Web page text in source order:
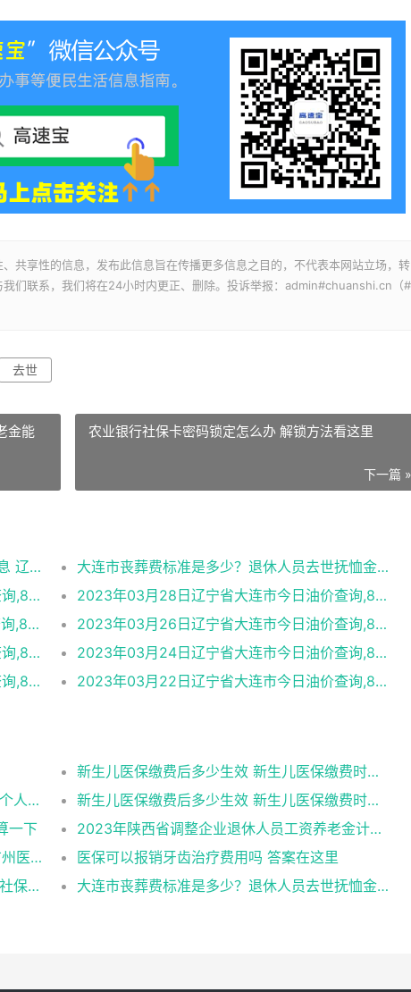
共享性的信息，发布此信息旨在传播更多信息之目的，不代表本网站立场，转
们联系，我们将在24小时内更正、删除。投诉举报：admin#chuanshi.cn（#
去世
金能
农业银行社保卡密码锁定怎么办 解锁方法看这里
下一篇 »
2022~2023年大连养老金调整了吗最新消息 辽宁省大连市本溪养老金计算公式表
大连市丧葬费标准是多少？退休人员去世抚恤金咋样？
2023年03月29日辽宁省大连市今日油价查询,89号汽油,92号汽油,95号汽油,89号柴油
2023年03月28日辽宁省大连市今日油价查询,89号汽油,92号汽油,95号汽油,89号柴油
2023年03月27日辽宁省大连市今日油价查询,89号汽油,92号汽油,95号汽油,89号柴油
2023年03月26日辽宁省大连市今日油价查询,89号汽油,92号汽油,95号汽油,89号柴油
2023年03月25日辽宁省大连市今日油价查询,89号汽油,92号汽油,95号汽油,89号柴油
2023年03月24日辽宁省大连市今日油价查询,89号汽油,92号汽油,95号汽油,89号柴油
2023年03月23日辽宁省大连市今日油价查询,89号汽油,92号汽油,95号汽油,89号柴油
2023年03月22日辽宁省大连市今日油价查询,89号汽油,92号汽油,95号汽油,89号柴油
新生儿医保缴费后多少生效 新生儿医保缴费时有何注意事项
河北最低社保交多少钱一个月 2023年河北个人社保缴费标准
新生儿医保缴费后多少生效 新生儿医保缴费时有何注意事项
一下
2023年陕西省调整企业退休人员工资养老金计算方法一览（2022版）
广州医保报销比例2023年是多少，2023广州医保能报销哪些费用
医保可以报销牙齿治疗费用吗 答案在这里
河南最低社保交多少钱一个月 2023年河南社保缴费标准
大连市丧葬费标准是多少？退休人员去世抚恤金咋样？